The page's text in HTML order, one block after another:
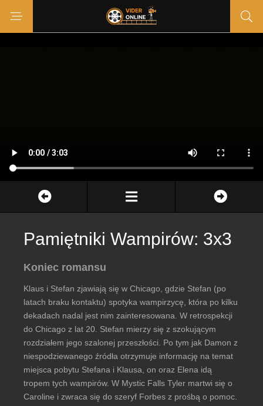
Pamiętniki Wampirów: 3x3
Koniec romansu
Klaus i Stefan zjawiają się w Chicago, gdzie Stefan (po
latach braku kontaktu) spotyka wampirzycę, która po kilku
dekadach nadal jest nim zainteresowana. W retrospekcji
do Chicago z lat 20. Stefan mierzy się z szokującym
rozdziałem jego szalonej przeszłości. Po tym jak Damon z
niespodziewanego źródła otrzymuje informację na temat
miejsca pobytu Stefana i Klausa, on oraz Elena idą
tropem tych wampirów. W Mystic Falls Tyler martwi się o
Caroline i zwraca się do szeryf Forbes z prośbą o pomoc.